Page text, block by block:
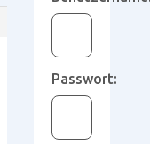
Passwort: